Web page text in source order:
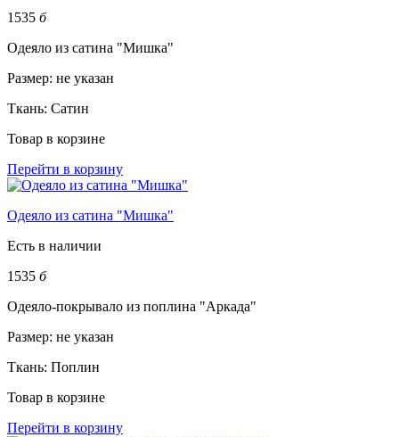
1535 б
Одеяло из сатина "Мишка"
Размер: не указан
Ткань: Сатин
Товар в корзине
Перейти в корзину
Одеяло из сатина "Мишка"
Есть в наличии
1535 б
Одеяло-покрывало из поплина "Аркада"
Размер: не указан
Ткань: Поплин
Товар в корзине
Перейти в корзину